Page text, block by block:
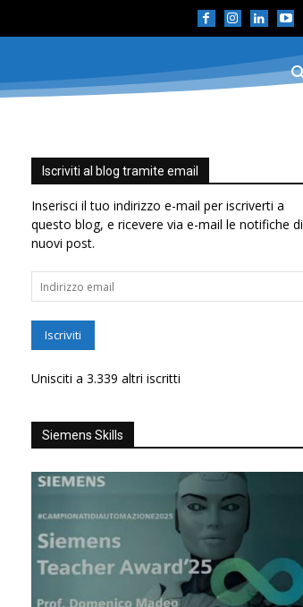
Iscriviti al blog tramite email
Inserisci il tuo indirizzo e-mail per iscriverti a
questo blog, e ricevere via e-mail le notifiche di
nuovi post.
Indirizzo
email
Iscriviti
Unisciti a 3.339 altri iscritti
Siemens Skills